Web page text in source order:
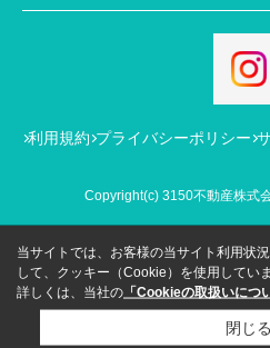
利用規約 プライバシーポリシー
Copyright(c) 3150不動産株式
当サイトでは、お客様の当サイト利用状
して、クッキー（Cookie）を使用していま
詳しくは、当社の 「Cookieの取扱いにつ
閉じる